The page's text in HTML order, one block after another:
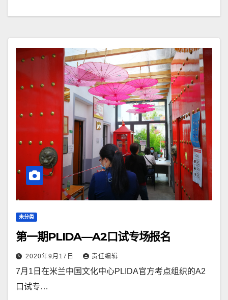
未分类
第一期PLIDA—A2口试专场报名
2020年9月17日 责任编辑
7月1日在米兰中国文化中心PLIDA官方考点组织的A2
口试专…